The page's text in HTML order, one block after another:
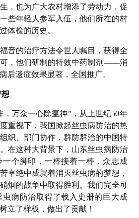
，也为广大农村增添了劳动力，促
些年轻人参军入伍，他们所在的村
体检的历史。
音的治疗方法令世人瞩目，获得全
，他们研制的特效中药制剂——消
后遗症效果显著，全国推广。
，万众一心除瘟神”，从上世纪50年
重视下，我国掀起丝虫病防治的热
织、部门协作，群防群治的中国特
在这种大背景下，山东丝虫病防治
一个脚印，一棒接着一棒，众志成
卓绝中成就着消灭丝虫病的梦想，
烟的战争中取得胜利。我们完全可
虫病防治取得了载入史册的巨大成
立了样板，做出了贡献！